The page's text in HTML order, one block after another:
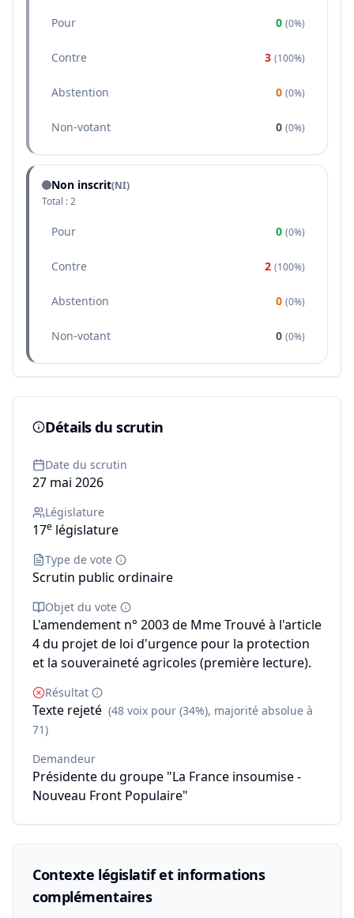
Pour 0 (0%)
Contre 3 (100%)
Abstention 0 (0%)
Non-votant 0 (0%)
Non inscrit(NI)
Total :2
Pour 0 (0%)
Contre 2 (100%)
Abstention 0 (0%)
Non-votant 0 (0%)
Détails du scrutin
Date du scrutin
27 mai 2026
Législature
17e législature
Type de vote
Scrutin public ordinaire
Objet du vote
L'amendement n° 2003 de Mme Trouvé à l'article
4 du projet de loi d'urgence pour la protection
et la souveraineté agricoles (première lecture).
Résultat
Texte rejeté (48 voix pour (34%), majorité absolue à
71)
Demandeur
Présidente du groupe "La France insoumise -
Nouveau Front Populaire"
Contexte législatif et informations
complémentaires